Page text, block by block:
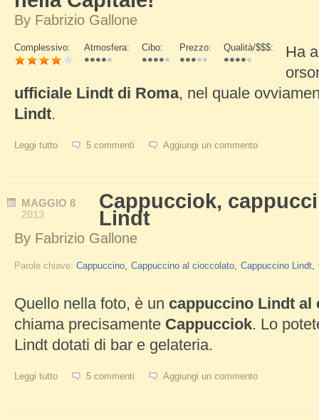
By Fabrizio Gallone
Schede Verticali
Complessivo: Atmosfera: Cibo: Prezzo: Qualità/$$$:
Ha
ufficiale Lindt di Roma, nel quale
Lindt.
Leggi tutto su Nuovo negozio Lindt di Roma. Finalmente anche il gelato
5 commenti Aggiungi un commento
MAGGIO 8
2013
Cappucciok,
Lindt
By Fabrizio Gallone
Parole chiave: Cappuccino Cappuccino al cioccolato Cappuccino Lindt
Quello nella foto, è un cappuccino Lindt al
chiama precisamente Cappucciok. Lo
Lindt dotati di bar e gelateria.
Leggi tutto su Cappucciok, cappuccino al cioccolato Lindt
5 commenti Aggiungi un commento